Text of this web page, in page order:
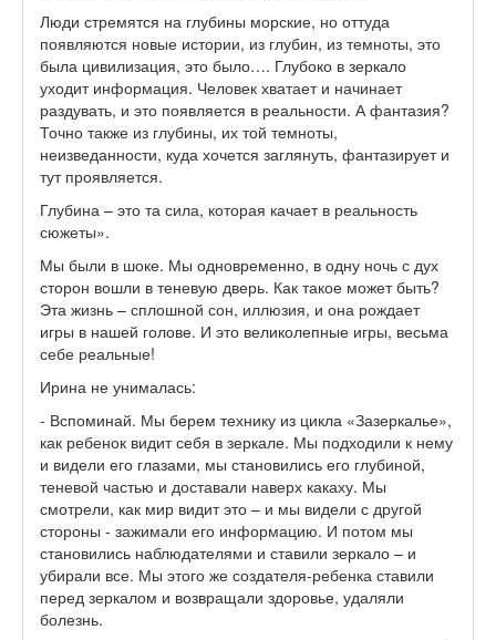
Люди стремятся на глубины морские, но оттуда
появляются новые истории, из глубин, из темноты, это
была цивилизация, это было…. Глубоко в зеркало
уходит информация. Человек хватает и начинает
раздувать, и это появляется в реальности. А фантазия?
Точно также из глубины, их той темноты,
неизведанности, куда хочется заглянуть, фантазирует и
тут проявляется.
Глубина – это та сила, которая качает в реальность
сюжеты».
Мы были в шоке. Мы одновременно, в одну ночь с дух
сторон вошли в теневую дверь. Как такое может быть?
Эта жизнь – сплошной сон, иллюзия, и она рождает
игры в нашей голове. И это великолепные игры, весьма
себе реальные!
Ирина не унималась:
- Вспоминай. Мы берем технику из цикла «Зазеркалье»,
как ребенок видит себя в зеркале. Мы подходили к нему
и видели его глазами, мы становились его глубиной,
теневой частью и доставали наверх какаху. Мы
смотрели, как мир видит это – и мы видели с другой
стороны - зажимали его информацию. И потом мы
становились наблюдателями и ставили зеркало – и
убирали все. Мы этого же создателя-ребенка ставили
перед зеркалом и возвращали здоровье, удаляли
болезнь.